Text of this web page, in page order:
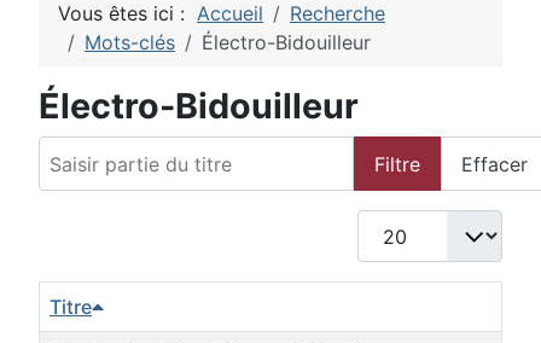
Vous êtes ici : Accueil
Recherche
Mots-clés
Électro-Bidouilleur
Électro-Bidouilleur
Filtre Effacer
Afficher #
Titre